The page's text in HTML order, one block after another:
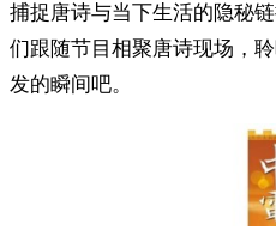
捕捉唐诗与当下生活的隐秘
们跟随节目相聚唐诗现场，
发的瞬间吧。